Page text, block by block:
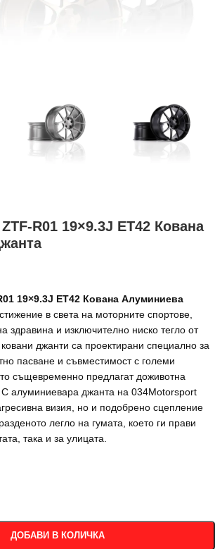
R01 19×9.3J ET42 Кована
19×9.3J ET42 Кована Алуминиева
в света на моторните спортове,
здравина и изключително ниско тегло от
джанти са проектирани специално за
пасване и съвместимост с големи
същевременно предлагат доживотна
С алуминиевара джанта на 034Motorsport
визия, но и подобрено сцепление
легло на гумата, което ги прави
така и за улицата.
ДОБАВИ В КОЛИЧКА